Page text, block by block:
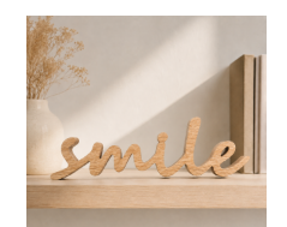
METRYCZKA DZIECIĘCA Z
DREWNA
90,00 zł
do koszyka